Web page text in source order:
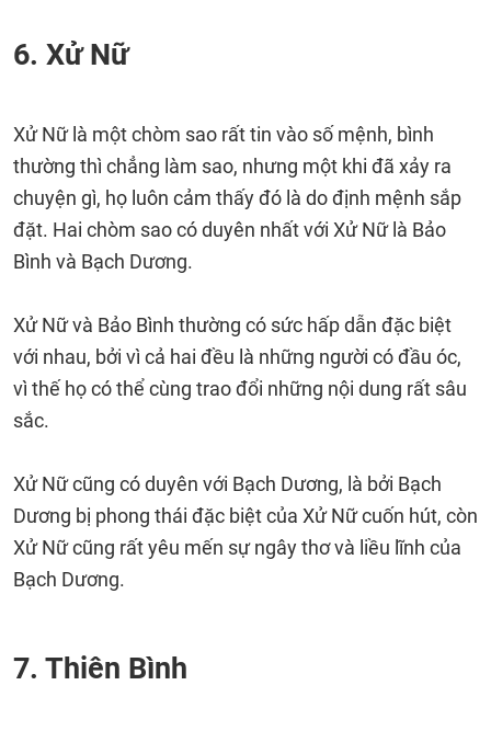
6. Xử Nữ
Xử Nữ là một chòm sao rất tin vào số mệnh, bình
thường thì chẳng làm sao, nhưng một khi đã xảy ra
chuyện gì, họ luôn cảm thấy đó là do định mệnh sắp
đặt. Hai chòm sao có duyên nhất với Xử Nữ là Bảo
Bình và Bạch Dương.
Xử Nữ và Bảo Bình thường có sức hấp dẫn đặc biệt
với nhau, bởi vì cả hai đều là những người có đầu óc,
vì thế họ có thể cùng trao đổi những nội dung rất sâu
sắc.
Xử Nữ cũng có duyên với Bạch Dương, là bởi Bạch
Dương bị phong thái đặc biệt của Xử Nữ cuốn hút, còn
Xử Nữ cũng rất yêu mến sự ngây thơ và liều lĩnh của
Bạch Dương.
7. Thiên Bình